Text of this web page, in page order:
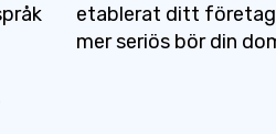
etablerat ditt
mer seriös bör din